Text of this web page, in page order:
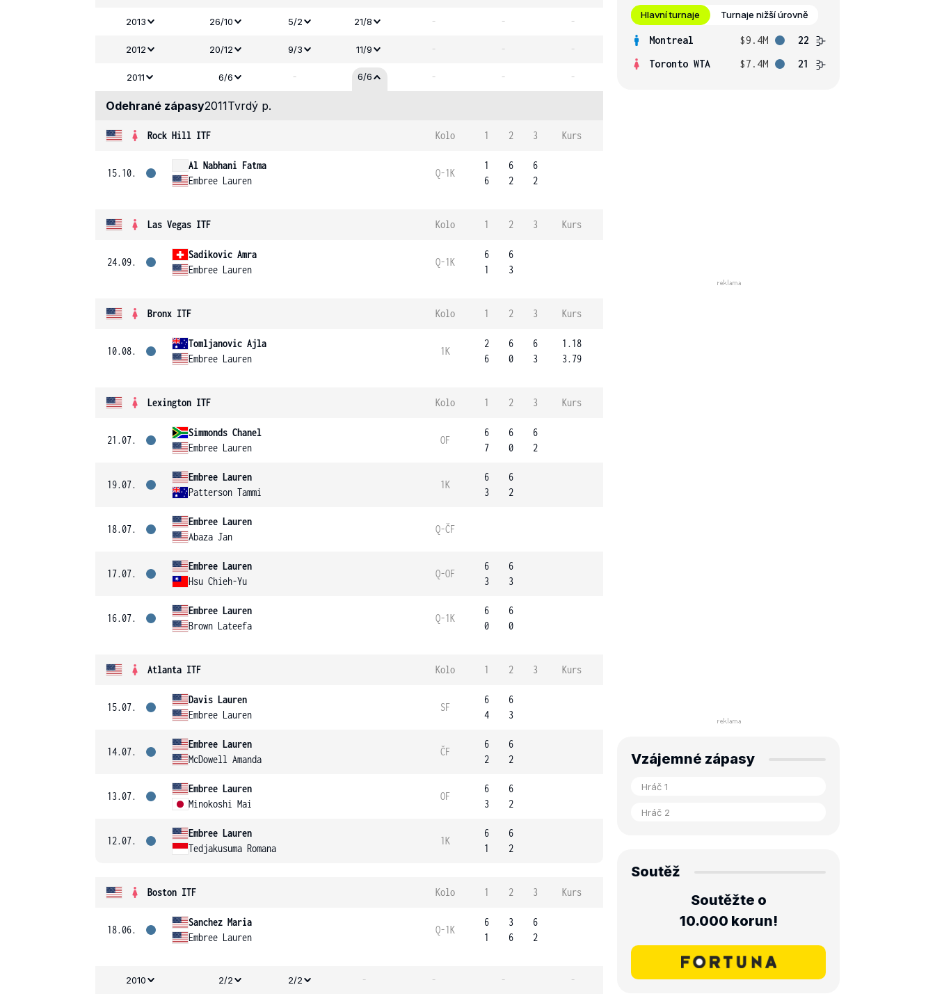
2013 26/10 5/2 21/8 - - -
2012 20/12 9/3 11/9 - - -
2011 6/6 - 6/6 - - -
Odehrané zápasy2011Tvrdý p.
Rock Hill ITF Kolo 1 2 3 Kurs
15.10.
Al Nabhani Fatma
Embree Lauren
Q-1K
1
6
6
2
6
2
Las Vegas ITF Kolo 1 2 3 Kurs
24.09.
Sadikovic Amra
Embree Lauren
Q-1K
6
1
6
3
Bronx ITF Kolo 1 2 3 Kurs
10.08.
Tomljanovic Ajla
Embree Lauren
1K
2
6
6
0
6
3
1.18
3.79
Lexington ITF Kolo 1 2 3 Kurs
21.07.
Simmonds Chanel
Embree Lauren
OF
6
7
6
0
6
2
19.07.
Embree Lauren
Patterson Tammi
1K
6
3
6
2
18.07.
Embree Lauren
Abaza Jan
Q-ČF
17.07.
Embree Lauren
Hsu Chieh-Yu
Q-OF
6
3
6
3
16.07.
Embree Lauren
Brown Lateefa
Q-1K
6
0
6
0
Atlanta ITF Kolo 1 2 3 Kurs
15.07.
Davis Lauren
Embree Lauren
SF
6
4
6
3
14.07.
Embree Lauren
McDowell Amanda
ČF
6
2
6
2
13.07.
Embree Lauren
Minokoshi Mai
OF
6
3
6
2
12.07.
Embree Lauren
Tedjakusuma Romana
1K
6
1
6
2
Boston ITF Kolo 1 2 3 Kurs
18.06.
Sanchez Maria
Embree Lauren
Q-1K
6
1
3
6
6
2
2010 2/2 2/2 - - - -
Hlavní turnaje Turnaje nižší úrovně
Montreal $9.4M
22
Toronto WTA
$7.4M 21
Vzájemné zápasy
Soutěž
Soutěžte o
10.000 korun!